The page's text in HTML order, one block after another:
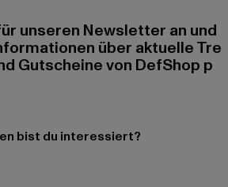
unseren Newsletter an und
über aktuelle Tre
Gutscheine von DefShop p
bist du interessiert?